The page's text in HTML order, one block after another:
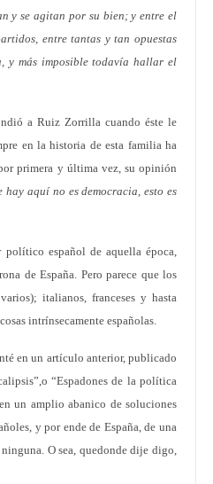
y se agitan por su bien; y entre el
entre tantas y tan opuestas
y más imposible todavía hallar el
a Ruiz Zorrilla cuando éste le
en la historia de esta familia ha
primera y última vez, su opinión
hay aquí no es democracia, esto es
político español de aquella época,
de España. Pero parece que los
italianos, franceses y hasta
intrínsecamente españolas.
en un artículo anterior, publicado
“Espadones de la política
un amplio abanico de soluciones
y por ende de España, de una
O sea, quedonde dije digo,